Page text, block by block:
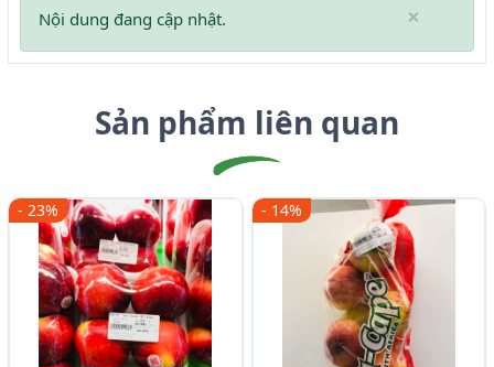
×
Nội dung đang cập nhật.
Sản phẩm liên quan
- 23% - 14%